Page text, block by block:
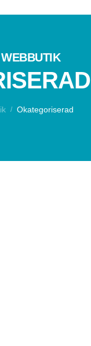
/ Okategoriserad